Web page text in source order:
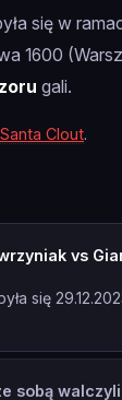
się w
1600
gali.
Clout.
vs
się
sobą